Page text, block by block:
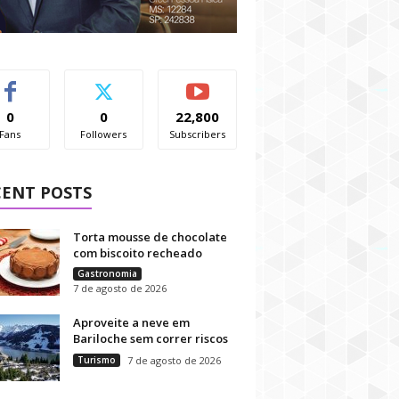
0
Fans
0
Followers
22,800
Subscribers
POSTS
Torta mousse de chocolate
com biscoito recheado
Gastronomia
7 de agosto de 2026
Aproveite a neve em
Bariloche sem correr riscos
Turismo 7 de agosto de 2026